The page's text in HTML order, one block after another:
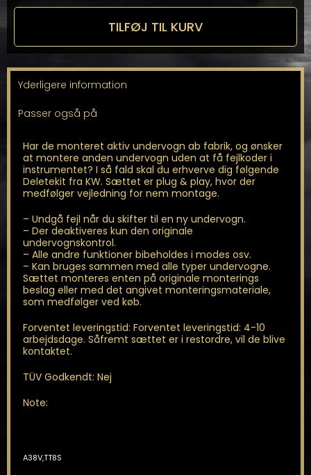
TILFØJ TIL KURV
Yderligere information
Passer også på
Har de monteret aktiv undervogn ab fabrik, og ønsker
at montere anden undervogn uden at få fejlkoder i
instrumentet? I så fald skal du erhverve dig følgende
Deletekit fra KW. Sættet er plug & play, hvor der
medfølger vejledning for nem montage.
– Undgå fejl når du skifter til en ny undervogn.
– Der deaktiveres kun den originale
undervognskontrol.
– Alle andre funktioner bibeholdes i modes osv.
– Kan bruges sammen med alle typer undervogne.
Sættet monteres enten på originale monterings
beslag eller med det angivet monteringsmateriale,
som medfølger ved køb.
Forventet leveringstid: Forventet leveringstid: 4-10
arbejdsdage. Såfremt sættet er i restordre, vil de blive
kontaktet.
TÜV Godkendt: Nej
Note:
A38V,TT8S